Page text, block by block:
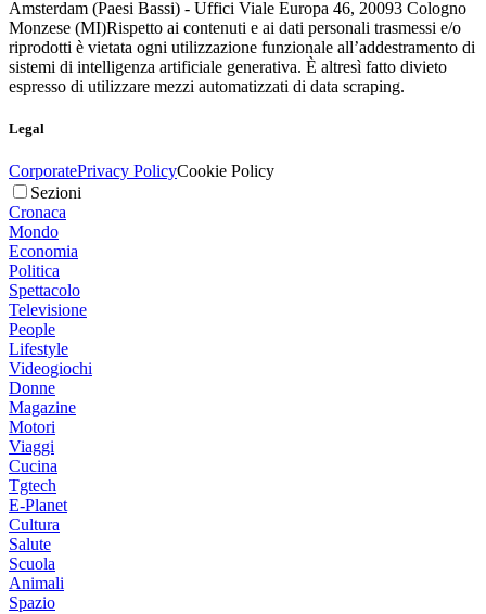
Amsterdam (Paesi Bassi) - Uffici Viale Europa 46, 20093 Cologno
Monzese (MI)Rispetto ai contenuti e ai dati personali trasmessi e/o
riprodotti è vietata ogni utilizzazione funzionale all’addestramento di
sistemi di intelligenza artificiale generativa. È altresì fatto divieto
espresso di utilizzare mezzi automatizzati di data scraping.
Legal
CorporatePrivacy PolicyCookie Policy
Sezioni
Cronaca
Mondo
Economia
Politica
Spettacolo
Televisione
People
Lifestyle
Videogiochi
Donne
Magazine
Motori
Viaggi
Cucina
Tgtech
E-Planet
Cultura
Salute
Scuola
Animali
Spazio